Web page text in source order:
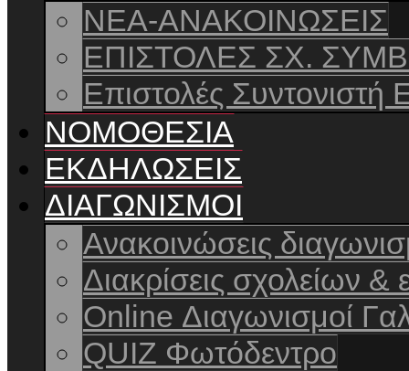
ΝΕΑ-ΑΝΑΚΟΙΝΩΣΕΙΣ
ΕΠΙΣΤΟΛΕΣ ΣΧ.
Επιστολές Συντονιστή
ΝΟΜΟΘΕΣΙΑ
ΕΚΔΗΛΩΣΕΙΣ
ΔΙΑΓΩΝΙΣΜΟΙ
Ανακοινώσεις
Διακρίσεις σχολείων &
Online Διαγωνισμοί
QUIZ Φωτόδεντρο